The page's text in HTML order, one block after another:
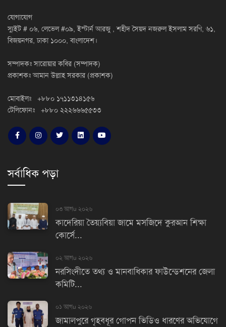
যোগাযোগ
স্যুইট # ০৬, লেভেল #০৯, ইস্টার্ন আরজু , শহীদ সৈয়দ নজরুল ইসলাম সরণি, ৬১,
বিজয়নগর, ঢাকা ১০০০, বাংলাদেশ।
সম্পাদকঃ সারোয়ার কবির (সম্পাদক)
প্রকাশকঃ আমান উল্লাহ সরকার (প্রকাশক)
মোবাইলঃ +৮৮০ ১৭১১৩১৪১৫৬
টেলিফোনঃ +৮৮০ ২২২৬৬৬৫৫৩৩
সর্বাধিক পড়া
০৩ আগu ২০২৬
কাদেরিয়া তৈয়্যবিয়া জামে মসজিদে কুরআন শিক্ষা
কোর্সে...
০২ আগu ২০২৬
নরসিংদীতে তথ্য ও মানবাধিকার ফাউন্ডেশনের জেলা
কমিটি...
০১ আগu ২০২৬
জামালপুরে গৃহবধূর গোপন ভিডিও ধারণের অভিযোগে